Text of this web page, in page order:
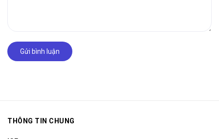
Gửi bình luận
THÔNG TIN CHUNG